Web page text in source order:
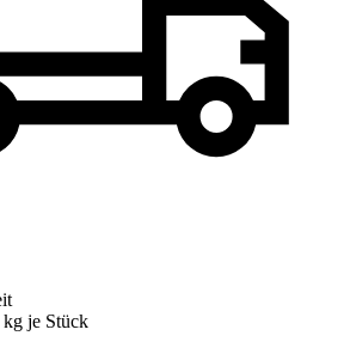
kg je Stück